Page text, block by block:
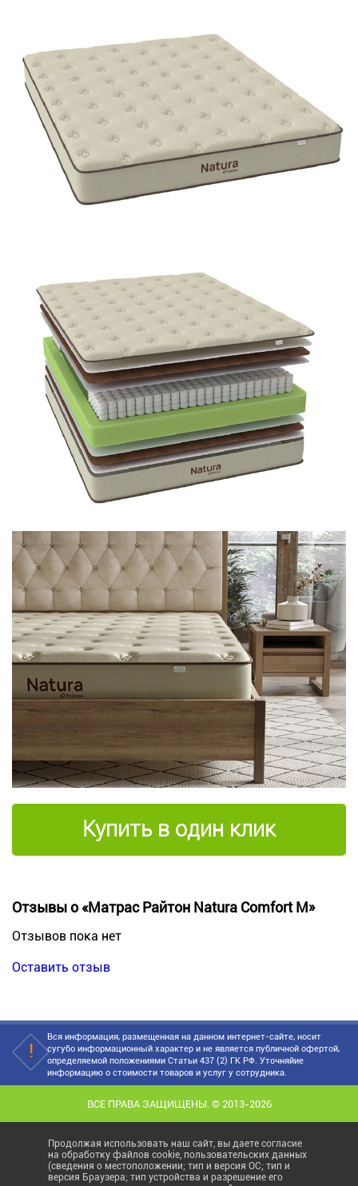
Купить в один клик
Отзывы о «Матрас Райтон Natura Comfort M»
Отзывов пока нет
Оставить отзыв
Вся информация, размещенная на данном интернет-сайте, носит
сугубо информационный характер и не является публичной офертой,
определяемой положениями Статьи 437 (2) ГК РФ. Уточняйие
информацию о стоимости товаров и услуг у сотрудника.
ВСЕ ПРАВА ЗАЩИЩЕНЫ. © 2013-2026
Продолжая использовать наш сайт, вы даете согласие
на обработку файлов cookie, пользовательских данных
(сведения о местоположении; тип и версия ОС; тип и
версия Браузера; тип устройства и разрешение его